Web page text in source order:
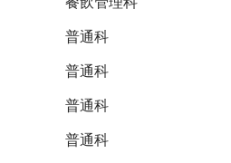
普通科
普通科
普通科
普通科